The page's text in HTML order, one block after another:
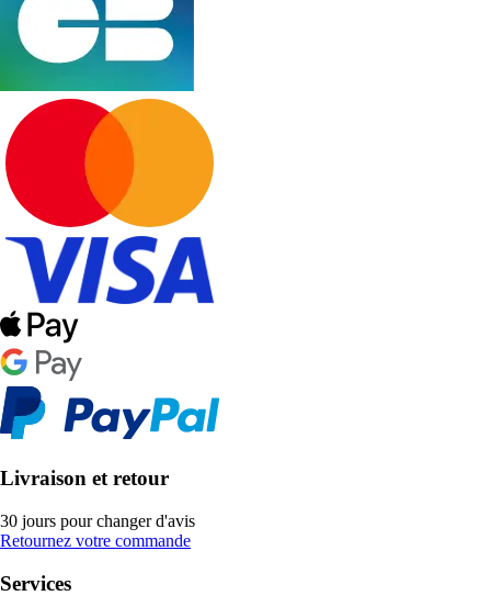
Livraison et retour
30 jours pour changer d'avis
Retournez votre commande
Services